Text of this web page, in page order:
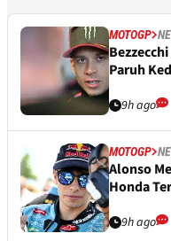
MOTOGP
Paruh
9h ago
MOTOGP
Alonso
Honda
9h ago